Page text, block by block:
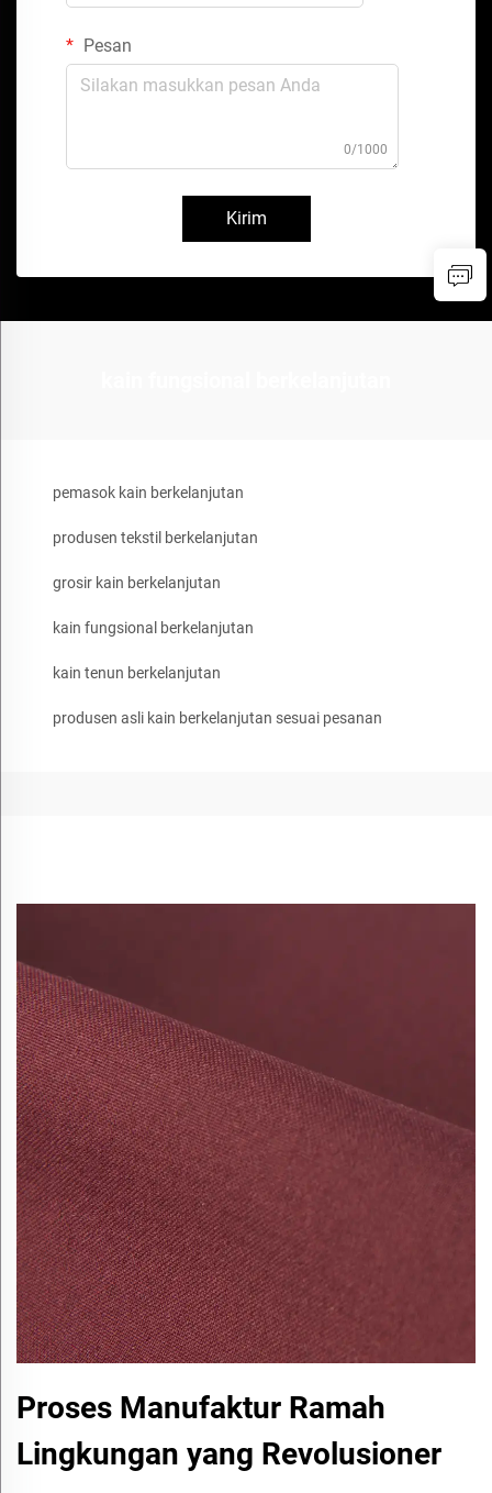
Pesan
0/1000
Kirim
pemasok kain berkelanjutan
produsen tekstil berkelanjutan
grosir kain berkelanjutan
kain fungsional berkelanjutan
kain tenun berkelanjutan
produsen asli kain berkelanjutan sesuai pesanan
Proses Manufaktur Ramah
Lingkungan yang Revolusioner